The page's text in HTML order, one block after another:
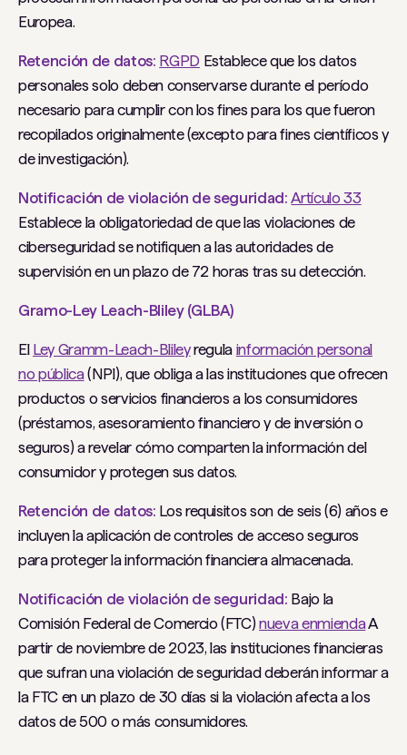
Europea.
Retención de datos: RGPD Establece que los datos
personales solo deben conservarse durante el período
necesario para cumplir con los fines para los que fueron
recopilados originalmente (excepto para fines científicos y
de investigación).
Notificación de violación de seguridad:Artículo 33
Establece la obligatoriedad de que las violaciones de
ciberseguridad se notifiquen a las autoridades de
supervisión en un plazo de 72 horas tras su detección.
Gramo-Ley Leach-Bliley (GLBA)
El Ley Gramm-Leach-Blileyregula información personal
no pública(NPI), que obliga a las instituciones que ofrecen
productos o servicios financieros a los consumidores
(préstamos, asesoramiento financiero y de inversión o
seguros) a revelar cómo comparten la información del
consumidor y protegen sus datos.
Retención de datos: Los requisitos son de seis (6) años e
incluyen la aplicación de controles de acceso seguros
para proteger la información financiera almacenada.
Notificación de violación de seguridad: Bajo la
Comisión Federal de Comercio (FTC)nueva enmiendaA
partir de noviembre de 2023, las instituciones financieras
que sufran una violación de seguridad deberán informar a
la FTC en un plazo de 30 días si la violación afecta a los
datos de 500 o más consumidores.